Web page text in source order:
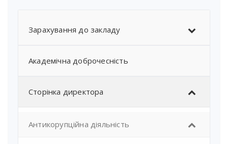
Зарахування до закладу
Академічна доброчесність
Сторінка директора
Антикорупційна діяльність